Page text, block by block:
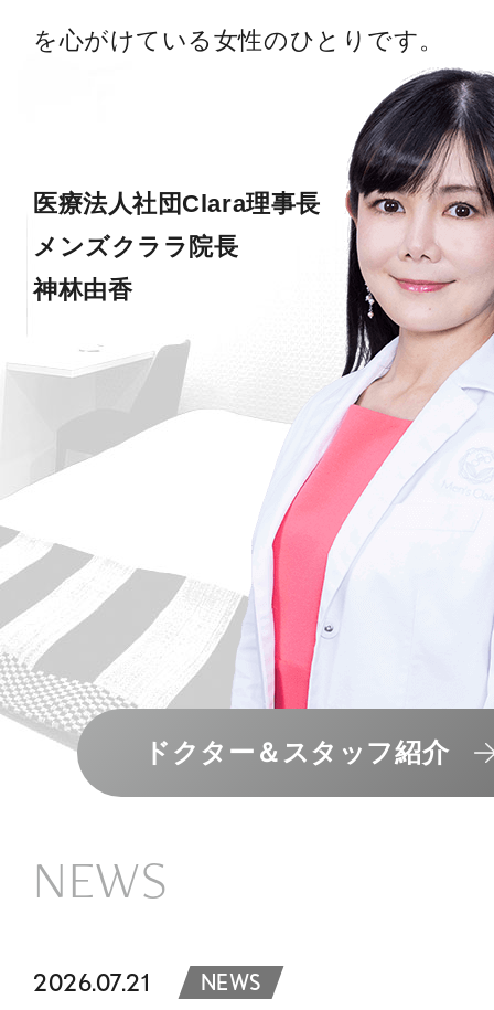
を心がけている女性のひとりです。
医療法人社団Clara理事長
メンズクララ院長
神林由香
ドクター＆スタッフ紹介
NEWS
2026.07.21 NEWS